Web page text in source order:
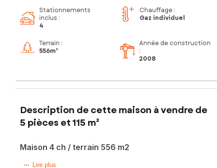
Stationnements
inclus :
4
Chauffage :
Gaz individuel
Terrain :
556m²
Année de construction
:
2008
Description de cette maison à vendre de
5 pièces et 115 m²
Maison 4 ch / terrain 556 m2
Située à Beynost (01700), cette maison offre un cadre de
Lire plus